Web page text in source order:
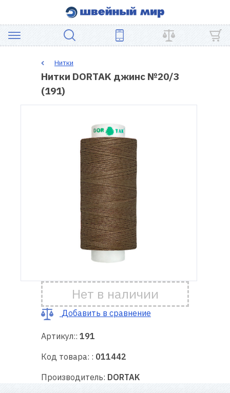
ШВЕЙНОЕ
ОБОРУДОВАНИЕ
Гарантия
Ремонт
швейной
Полезные
советы
Нитки
Нитки DORTAK джинс №20/3
(191)
Нет в наличии
Добавить в сравнение
Артикул:: 191
Код товара: : 011442
Производитель: DORTAK